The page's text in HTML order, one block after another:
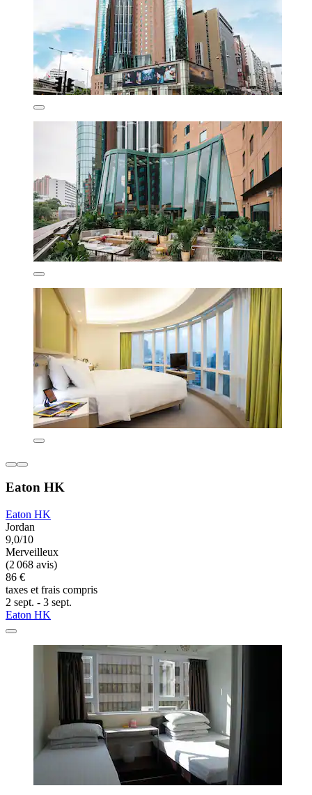
Eaton HK
Eaton HK
Jordan
9,0/10
Merveilleux
(2 068 avis)
86 €
taxes et frais compris
2 sept. - 3 sept.
Eaton HK